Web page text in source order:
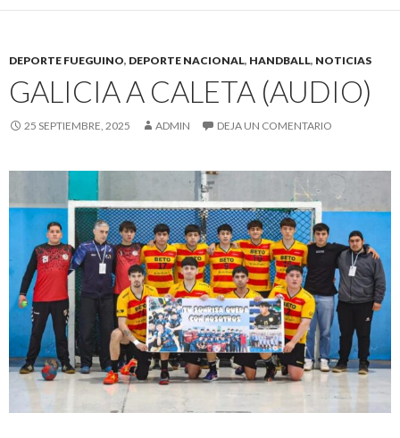
DEPORTE FUEGUINO, DEPORTE NACIONAL, HANDBALL, NOTICIAS
GALICIA A CALETA (AUDIO)
25 SEPTIEMBRE, 2025 ADMIN DEJA UN COMENTARIO